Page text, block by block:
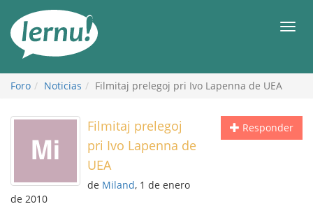
Foro Noticias Filmitaj prelegoj pri Ivo Lapenna de UEA
Responder
Filmitaj prelegoj
pri Ivo Lapenna de
UEA
de Miland, 1 de enero
de 2010